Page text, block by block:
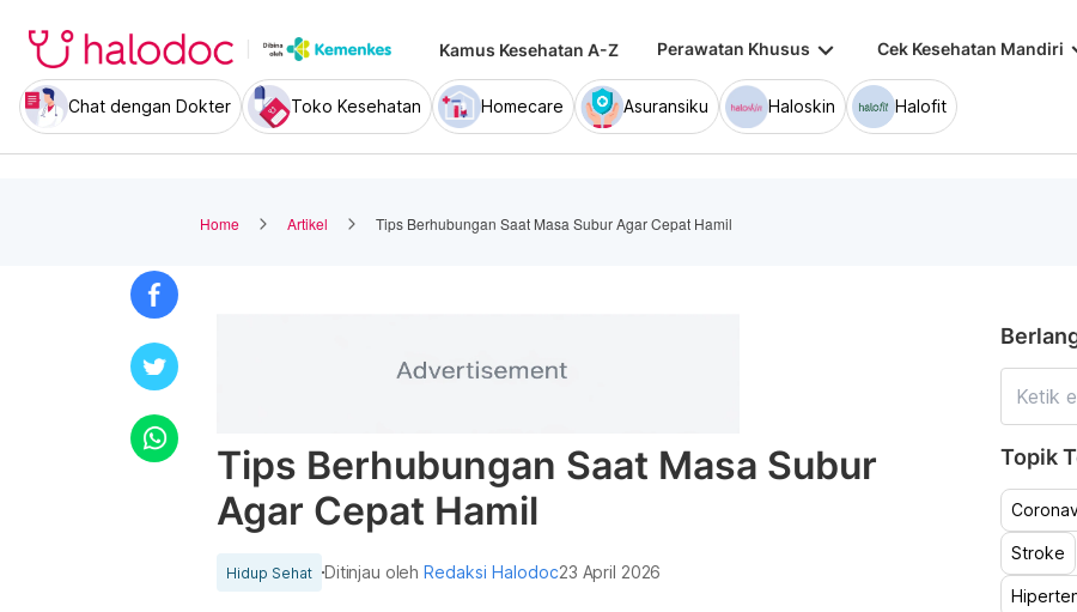
Kamus Kesehatan A-Z Perawatan Khusus keyboard_arrow_down Cek Kesehatan Mandiri
Chat dengan Dokter Toko Kesehatan Homecare Asuransiku Haloskin Halofit
Home Artikel Tips Berhubungan Saat Masa Subur Agar Cepat Hamil
Tips Berhubungan Saat Masa Subur
Agar Cepat Hamil
Hidup Sehat Ditinjau olehRedaksi Halodoc23 April 2026
Topik
Stroke